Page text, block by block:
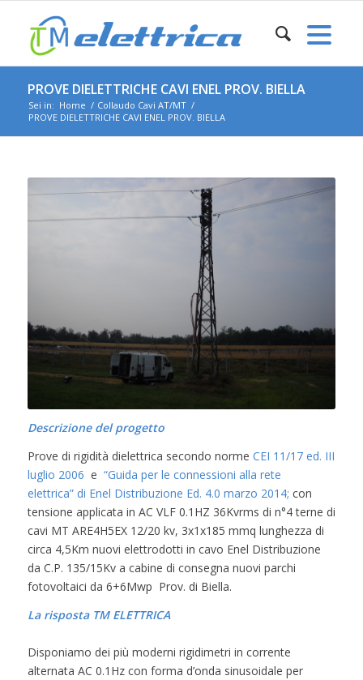
PROVE DIELETTRICHE CAVI ENEL PROV. BIELLA
Sei in: Home / Collaudo Cavi AT/MT /
PROVE DIELETTRICHE CAVI ENEL PROV. BIELLA
Descrizione del progetto
Prove di rigidità dielettrica secondo norme CEI 11/17 ed. III
luglio 2006 e “Guida per le connessioni alla rete
elettrica” di Enel Distribuzione Ed. 4.0 marzo 2014; con
tensione applicata in AC VLF 0.1HZ 36Kvrms di n°4 terne di
cavi MT ARE4H5EX 12/20 kv, 3x1x185 mmq lunghezza di
circa 4,5Km nuovi elettrodotti in cavo Enel Distribuzione
da C.P. 135/15Kv a cabine di consegna nuovi parchi
fotovoltaici da 6+6Mwp Prov. di Biella.
La risposta TM ELETTRICA
Disponiamo dei più moderni rigidimetri in corrente
alternata AC 0.1Hz con forma d’onda sinusoidale per